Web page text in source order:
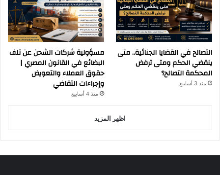
التصالح في القضايا الجنائية.. متى
ينقضي الحكم ومتى ترفض
المحكمة التصالح؟
منذ 3 أسابيع
مسؤولية شركات الشحن عن تلف
البضائع في القانون المصري |
حقوق العملاء والتعويض
وإجراءات التقاضي
منذ 4 أسابيع
اظهر المزيد